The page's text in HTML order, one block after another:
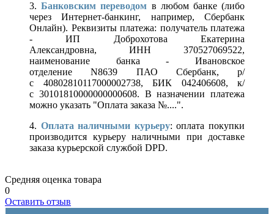
3.Банковским переводом в любом банке (либо
через Интернет-банкинг, например, Сбербанк
Онлайн). Реквизиты платежа: получатель платежа
- ИП Доброхотова Екатерина
Александровна, ИНН 370527069522,
наименование банка - Ивановское
отделение N8639 ПАО Сбербанк, р/
с 40802810117000002738, БИК 042406608, к/
с 30101810000000000608. В назначении платежа
можно указать "Оплата заказа №....".
4. Оплата наличными курьеру: оплата покупки
производится курьеру наличными при доставке
заказа курьерской службой DPD.
Средняя оценка товара
0
Оставить отзыв